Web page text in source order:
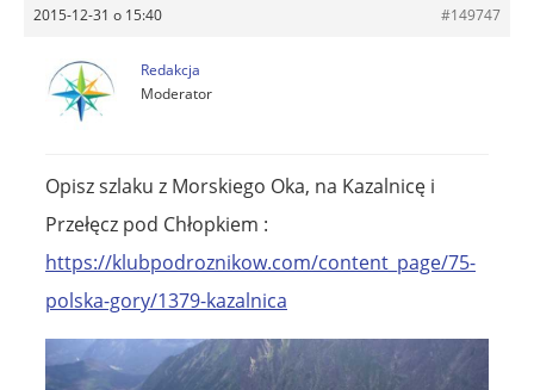
2015-12-31 o 15:40 #149747
Redakcja
Moderator
Opisz szlaku z Morskiego Oka, na Kazalnicę i
Przełęcz pod Chłopkiem :
https://klubpodroznikow.com/content_page/75-
polska-gory/1379-kazalnica